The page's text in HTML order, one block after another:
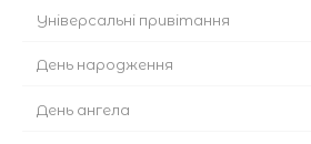
Універсальні привітання
День народження
День ангела